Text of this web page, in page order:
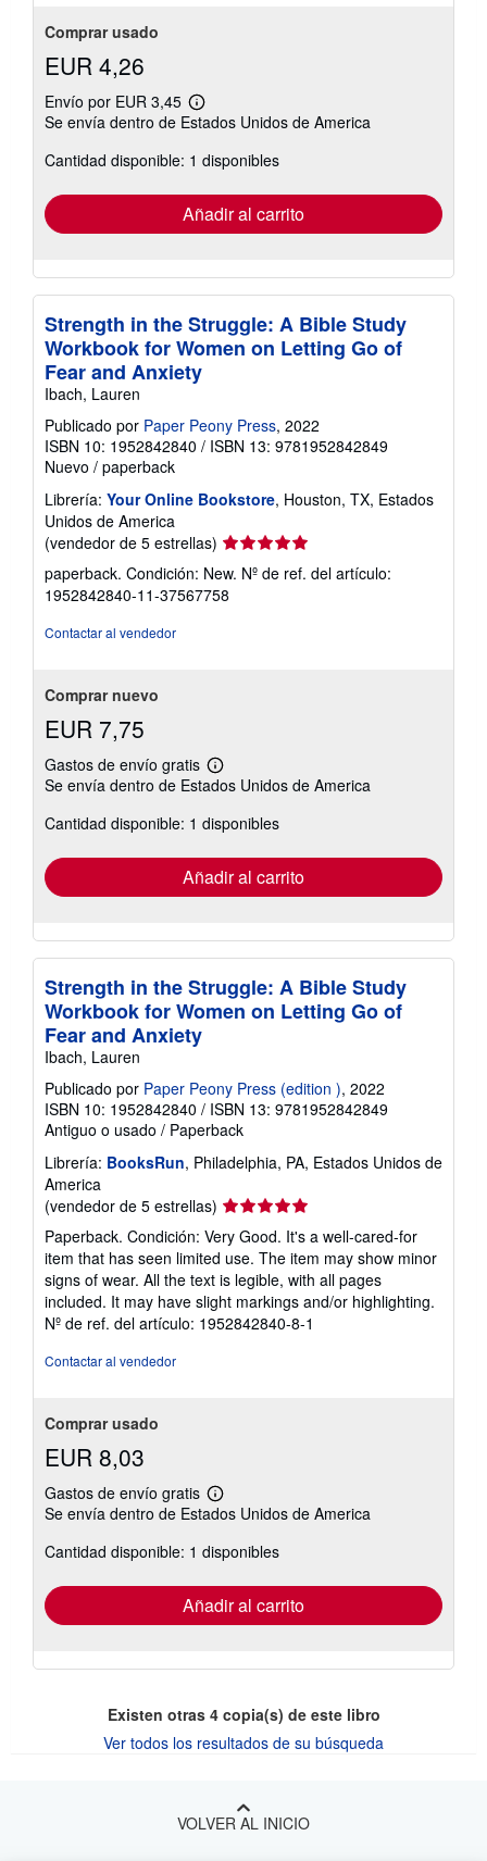
Comprar usado
EUR 4,26
Envío por EUR 3,45
Más
información
las
tarifas
envío
Se envía dentro de Estados Unidos de America
Cantidad disponible: 1 disponibles
Añadir al carrito
Strength in the Struggle: A Bible Study
Workbook for Women on Letting Go of
Fear and Anxiety
Ibach, Lauren
Publicado por Paper Peony Press, 2022
ISBN 10: 1952842840 / ISBN 13: 9781952842849
Nuevo / paperback
Librería: Your Online Bookstore, Houston, TX, Estados
Unidos de America
(vendedor de 5 estrellas) Calificación
vendedor:
5
paperback. Condición: New. Nº de ref. del artículo:
1952842840-11-37567758
Contactar al vendedor
Comprar nuevo
EUR 7,75
Gastos de envío gratis
Más
información
las
tarifas
envío
Se envía dentro de Estados Unidos de America
Cantidad disponible: 1 disponibles
Añadir al carrito
Strength in the Struggle: A Bible Study
Workbook for Women on Letting Go of
Fear and Anxiety
Ibach, Lauren
Publicado por Paper Peony Press (edition ), 2022
ISBN 10: 1952842840 / ISBN 13: 9781952842849
Antiguo o usado / Paperback
Librería: BooksRun, Philadelphia, PA, Estados Unidos de
America
(vendedor de 5 estrellas) Calificación
del
vendedor:
5
de
5
estrellas
Paperback. Condición: Very Good. It's a well-cared-for
item that has seen limited use. The item may show minor
signs of wear. All the text is legible, with all pages
included. It may have slight markings and/or highlighting.
Nº de ref. del artículo: 1952842840-8-1
Contactar al vendedor
Comprar usado
EUR 8,03
Gastos de envío gratis
Más
información
las
tarifas
envío
Se envía dentro de Estados Unidos de America
Cantidad disponible: 1 disponibles
Añadir al carrito
Existen otras 4copia(s) de este libro
Ver todos los resultados de su búsqueda
VOLVER AL INICIO